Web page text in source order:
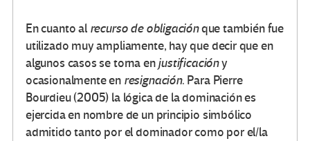
En cuanto al recurso de obligaciónque también fue
utilizado muy ampliamente, hay que decir que en
algunos casos se torna enjustificacióny
ocasionalmente en resignación. Para Pierre
Bourdieu (2005) la lógica de la dominación es
ejercida en nombre de un principio simbólico
admitido tanto por el dominador como por el/la